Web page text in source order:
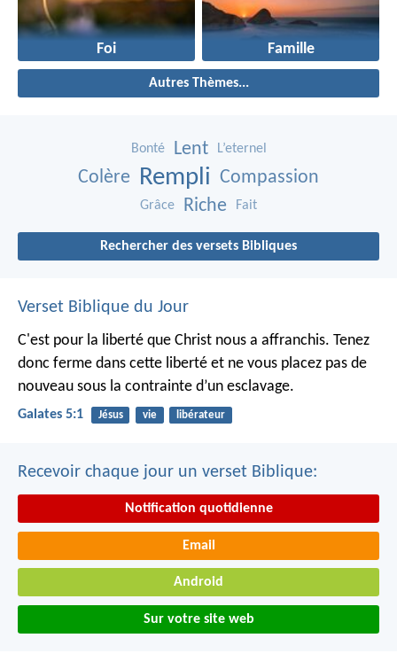
Foi Famille
Autres Thèmes...
Bonté Lent L’eternel
Colère Rempli Compassion
Grâce Riche Fait
Rechercher des versets Bibliques
Verset Biblique du Jour
C'est pour la liberté que Christ nous a affranchis. Tenez
donc ferme dans cette liberté et ne vous placez pas de
nouveau sous la contrainte d’un esclavage.
Galates 5:1 Jésus vie libérateur
Recevoir chaque jour un verset Biblique:
Notification quotidienne
Email
Android
Sur votre site web